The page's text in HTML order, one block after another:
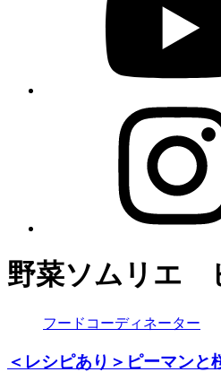
野菜ソムリエ
フードコーディネーター
＜レシピあり＞ピーマンと